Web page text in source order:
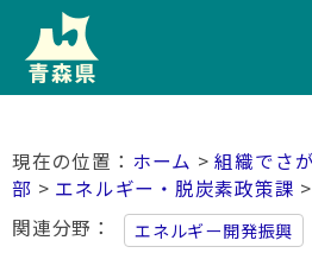
ホーム >組織でさ
部 > エネルギー・脱炭素政策課
関連分野
エネルギー開発振興